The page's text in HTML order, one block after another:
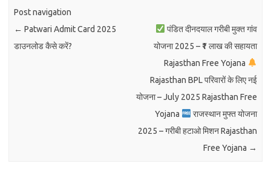
Post navigation
← Patwari Admit Card 2025
डाउनलोड कैसे करें?
पंडित दीनदयाल गरीबी मुक्त गांव
योजना 2025 – ₹1 लाख की सहायता
Rajasthan Free Yojana
Rajasthan BPL परिवारों के लिए नई
योजना – July 2025 Rajasthan Free
Yojana
राजस्थान मुफ्त योजना
2025 – गरीबी हटाओ मिशन Rajasthan
Free Yojana →